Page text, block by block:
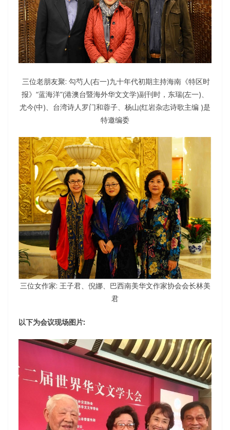
三位老朋友聚: 勾芍人(右一)九十年代初期主持海南《特区时
报》“蓝海洋”(港澳台暨海外华文文学)副刊时，东瑞(左一)、
尤今(中)、台湾诗人罗门和蓉子、杨山(红岩杂志诗歌主编 )是
特邀编委
三位女作家: 王子君、倪娜、巴西南美华文作家协会会长林美
君
以下为会议现场图片: